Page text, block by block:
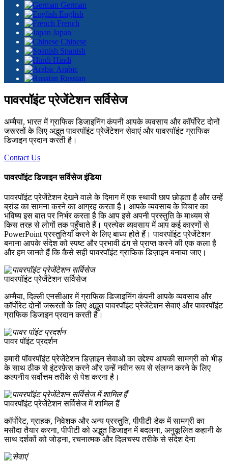
German
English
French
Japan
Chinese
Spanish
Hindi
Arabic
Russian
पावरपॉइंट प्रेजेंटेशन सर्विसेज
अम्मैया, भारतमें ग्राफिक डिजाइनिंग कंपनी आपके व्यवसाय और कॉर्पोरेट दोनों
जरूरतों के लिए अद्भुत पावरपॉइंट प्रेजेंटेशन सेवाएं और पावरपॉइंट ग्राफिक
डिजाइन प्रदान करती है।
Contact Us
पावरपॉइंट डिजाइन सर्विसेज इंडिया
पावरपॉइंट प्रेजेंटेशन देखने वाले के दिमाग में एक स्थायी छाप छोड़ता है और उन्हें
ब्रांड का सामना करने का आग्रह करता है। आपके व्यवसाय के विचार का
भविष्य इस बात पर निर्भर करता है कि आप इसे अपनी प्रस्तुति के माध्यम से
किस तरह से लोगों तक पहुँचाते हैं। प्रत्येक व्यवसाय में आप कई कारणों से
PowerPoint प्रस्तुतियाँ करने के लिए बाध्य होते हैं। पावरपॉइंट प्रेजेंटेशन
बनाना आपके संदेश को स्पष्ट और प्रभावी ढंग से प्राप्त करने की एक कला है
और हम जानते हैं कि कैसे सही पावरपॉइंट ग्राफिक डिज़ाइन बनाया जाए।
पावरपॉइंट प्रेजेंटेशन सर्विसेज
अम्मैया, दिल्ली एनसीआर में ग्राफिक डिजाइनिंग कंपनी आपके व्यवसाय और
कॉर्पोरेट दोनों जरूरतों के लिए अद्भुत पावरपॉइंट प्रेजेंटेशन सेवाएं और पावरपॉइंट
ग्राफिक डिजाइन प्रदान करती है।
पावर पॉइंट प्रदर्शन
हमारी पॉवरपॉइंट प्रेजेंटेशन डिज़ाइन सेवाओं का उद्देश्य आपकी सामग्री को भीड़
के साथ ठीक से इंटरफ़ेस करने और उन्हें नवीन रूप से संलग्न करने के लिए
कल्पनीय सर्वोत्तम तरीके से पेश करना है।
पावरपॉइंट प्रेजेंटेशन सर्विसेज में शामिल हैं
कॉर्पोरेट, ग्राहक, निवेशक और अन्य प्रस्तुति, पीपीटी डेक में सामग्री का
मसौदा तैयार करना, पीपीटी को अद्भुत डिजाइन में बदलना, अनुकूलित कहानी के
साथ दर्शकों को जोड़ना, रचनात्मक और दिलचस्प तरीके से संदेश देना